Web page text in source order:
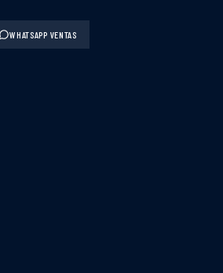
WHATSAPP VENTAS